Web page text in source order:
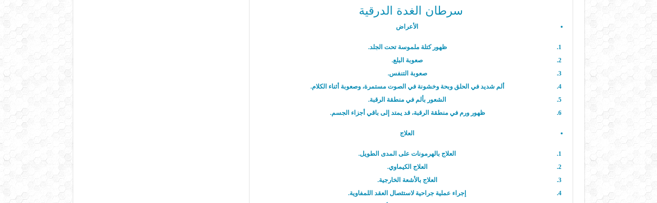
سرطان الغدة الدرقية
الأعراض
ظهور كتلة ملموسة تحت الجلد.
صعوبة البلع.
صعوبة التنفس.
ألم شديد في الحلق وبحة وخشونة في الصوت مستمرة، وصعوبة أثناء الكلام.
الشعور بألم في منطقة الرقبة.
ظهور ورم في منطقة الرقبة، قد يمتد إلى باقي أجزاء الجسم.
العلاج
العلاج بالهرمونات على المدى الطويل.
العلاج الكيماوي.
العلاج بالأشعة الخارجية.
إجراء عملية جراحية لاستئصال العقد اللمفاوية.